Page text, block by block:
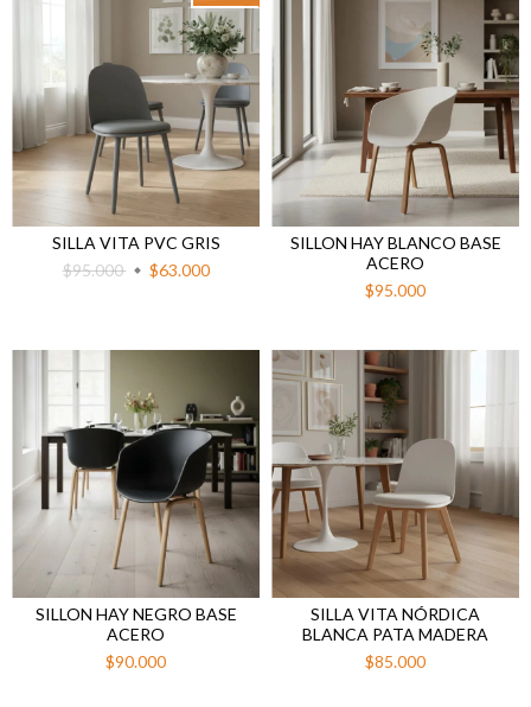
SILLA VITA PVC GRIS
$95.000
$63.000
SILLON HAY BLANCO BASE
ACERO
$95.000
SILLON HAY NEGRO BASE
ACERO
$90.000
SILLA VITA NÓRDICA
BLANCA PATA MADERA
$85.000